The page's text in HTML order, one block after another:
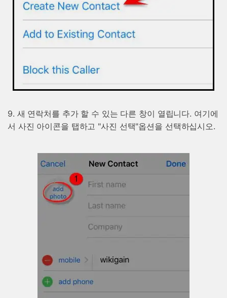
9. 새 연락처를 추가 할 수 있는 다른 창이 열립니다. 여기에
서 사진 아이콘을 탭하고 "사진 선택"옵션을 선택하십시오.
50M+ 사용자, 17년 이상 신뢰
인공 지능,초보자도 손쉽게 사용 가능
휴대폰 잠금 해제,데이터 복구,전송 및 보안 가능
전문가 추천된 사진 및 동영상 복구,카톡 백업 프로